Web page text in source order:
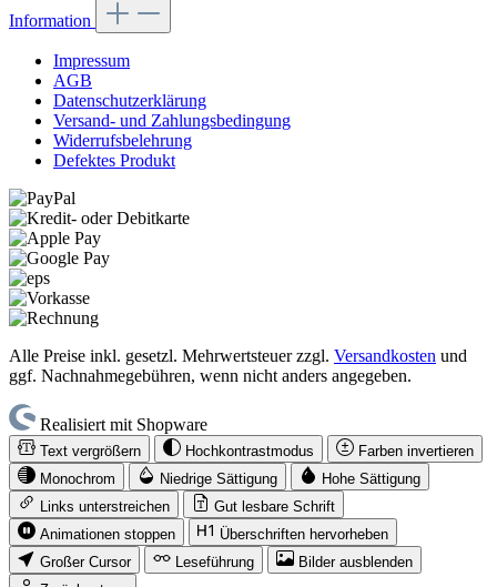
Information
Impressum
AGB
Datenschutzerklärung
Versand- und Zahlungsbedingung
Widerrufsbelehrung
Defektes Produkt
Alle Preise inkl. gesetzl. Mehrwertsteuer zzgl. Versandkosten und
ggf. Nachnahmegebühren, wenn nicht anders angegeben.
Realisiert mit Shopware
Text vergrößern Hochkontrastmodus
Farben invertieren
Monochrom
Niedrige Sättigung
Hohe Sättigung
Links unterstreichen
Gut lesbare Schrift
Animationen stoppen
Überschriften hervorheben
Großer Cursor
Leseführung
Bilder ausblenden